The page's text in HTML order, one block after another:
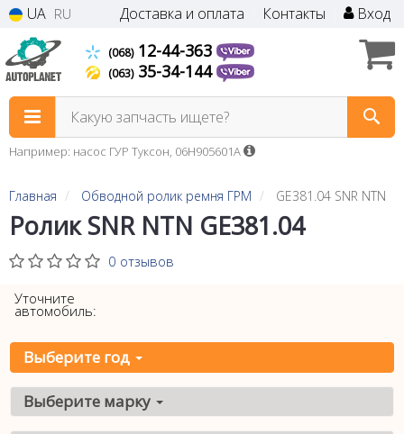
UA RU Доставка и оплата Контакты Вход
(068)12-44-363
(063)35-34-144
Какую запчасть ищете?
Например: насос ГУР Туксон, 06H905601A
Главная Обводной ролик ремня ГРМ GE381.04 SNR NTN
Ролик SNR NTN GE381.04
0 отзывов
Уточните
автомобиль:
Выберите год
Выберите марку